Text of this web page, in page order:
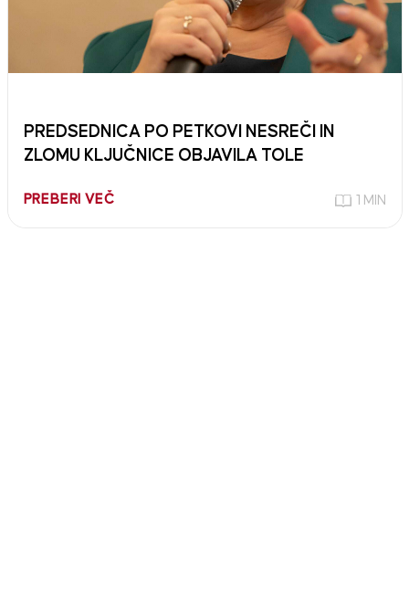
PREDSEDNICA PO PETKOVI NESREČI IN
ZLOMU KLJUČNICE OBJAVILA TOLE
PREBERI VEČ 1 MIN